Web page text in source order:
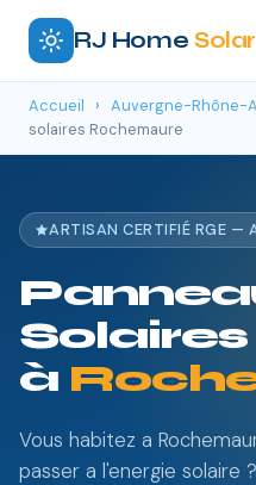
RJ Home Solar
Accueil › Auvergne-Rhône-
solaires Rochemaure
ARTISAN CERTIFIÉ RGE —
Solaires
à
Vous habitez a
passer a l'energie solaire